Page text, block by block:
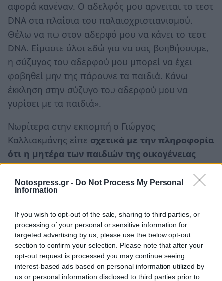
Notospress.gr - Do Not Process My Personal
Information
If you wish to opt-out of the sale, sharing to third parties, or
processing of your personal or sensitive information for
targeted advertising by us, please use the below opt-out
section to confirm your selection. Please note that after your
opt-out request is processed you may continue seeing
interest-based ads based on personal information utilized by
us or personal information disclosed to third parties prior to
αφορά κανέναν. Ο αδελφός μου αρνείται το τεστ
DNA στα πλαίσια του παλαιοχριστιανισμού.
Θέλω να πω στον αδερφό μου να κάνει το τεστ
DNA. Είμαστε όλοι εδώ για να σας βοηθήσουμε,
η σύζυγος του αδερφού μου μπορεί να έχει
φοβηθεί μην της πάρουνε τα παιδιά. Κάνω
έκκληση στην σύζυγο του αδερφού μου να
γυρίσει με τα παιδιά».
Νωρίτερα στην εκπομπή ο Γιώργος
Καλλιακμάνης είπε σχετικά με την πληροφορία
ότι η μητέρα των παιδιών της οικογένειας
κρύβεται σε ένα μοναστήρι ότι δεν ισχύει.
Επίσης, το πιθανότερο είναι ότι δεν είναι ούτε
στη γιαγιά των παιδιών.
Ακολουθήστε τοnotospress.grστο Google News και
μάθετε πρώτοιόλες τις ειδήσεις
TAGS: ΚΟΡΙΝΘΙΑ ΟΙΚΟΓΕΝΕΙΑ
ΚΟΙΝΩΝΙΑ